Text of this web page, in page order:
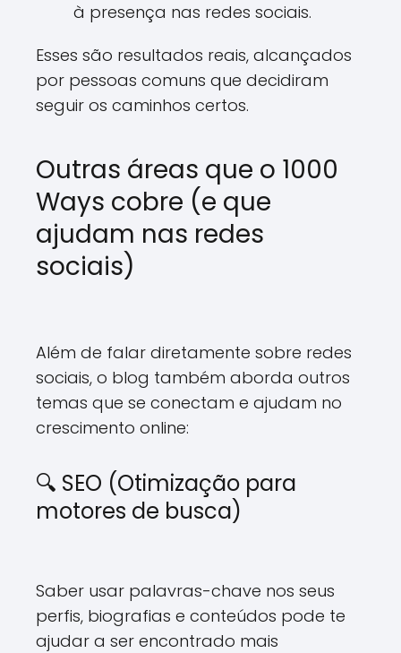
à presença nas redes sociais.
Esses são resultados reais, alcançados
por pessoas comuns que decidiram
seguir os caminhos certos.
Outras áreas que o 1000
Ways cobre (e que
ajudam nas redes
sociais)
Além de falar diretamente sobre redes
sociais, o blog também aborda outros
temas que se conectam e ajudam no
crescimento online:
🔍 SEO (Otimização para
motores de busca)
Saber usar palavras-chave nos seus
perfis, biografias e conteúdos pode te
ajudar a ser encontrado mais